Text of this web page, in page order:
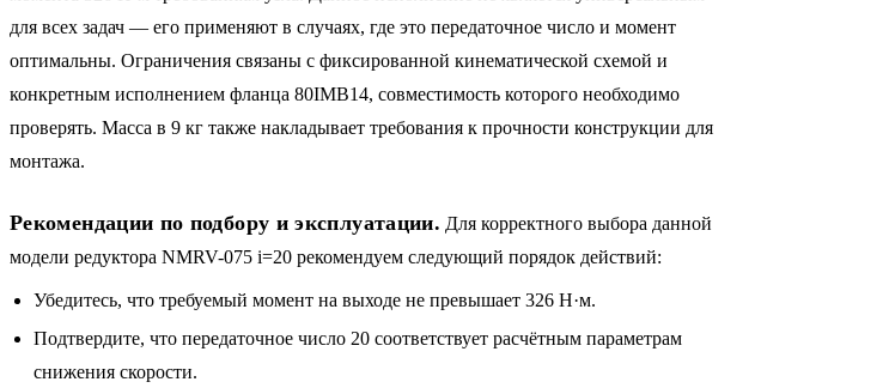
для всех задач — его применяют в случаях, где это передаточное число и момент
оптимальны. Ограничения связаны с фиксированной кинематической схемой и
конкретным исполнением фланца 80IMB14, совместимость которого необходимо
проверять. Масса в 9 кг также накладывает требования к прочности конструкции для
монтажа.
Рекомендации по подбору и эксплуатации. Для корректного выбора данной
модели редуктора NMRV-075 i=20 рекомендуем следующий порядок действий:
Убедитесь, что требуемый момент на выходе не превышает 326 Н·м.
Подтвердите, что передаточное число 20 соответствует расчётным параметрам
снижения скорости.